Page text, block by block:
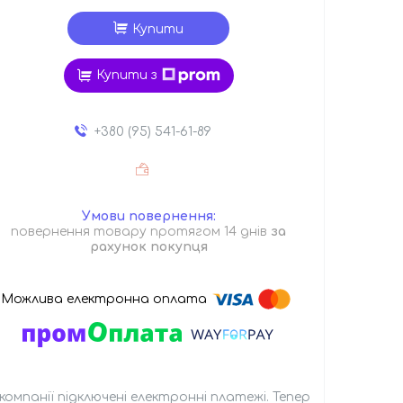
Купити
Купити з
+380 (95) 541-61-89
повернення товару протягом 14 днів за
рахунок покупця
підключені електронні платежі. Тепер